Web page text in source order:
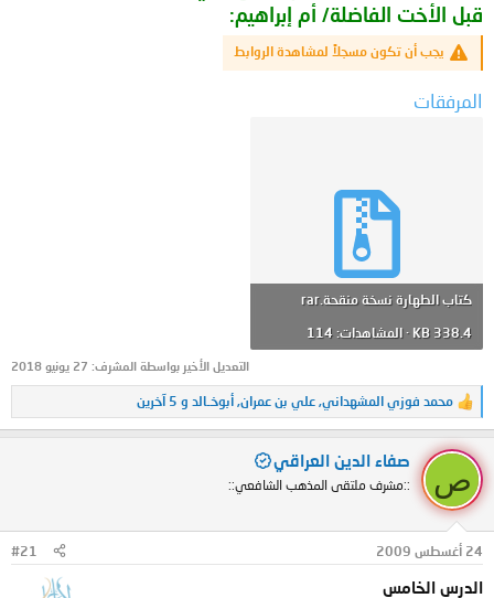
قبل الأخت الفاضلة/ أم إبراهيم:
يجب أن تكون مسجلاً لمشاهدة الروابط
المرفقات
كتاب الطهارة نسخة منقحة.rar
338.4 KB · المشاهدات: 114
التعديل الأخير بواسطة المشرف: 27 يونيو 2018
ا
ل
ف
ع
ل
ا
ت
:
محمد فوزي المشهداني, علي بن عمران, أبوخـالد و 5 آخرين
ص
صفاء الدين العراقي
::مشرف ملتقى المذهب الشافعي::
24 أغسطس 2009 #21
الدرس الخامس